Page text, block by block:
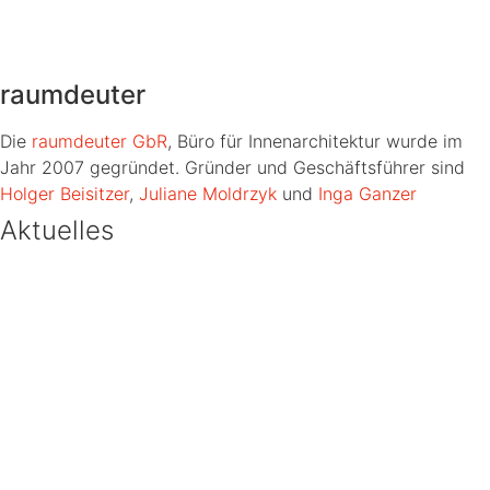
raumdeuter
Die raumdeuter GbR, Büro für Innenarchitektur wurde im
Jahr 2007 gegründet. Gründer und Geschäftsführer sind
Holger Beisitzer, Juliane Moldrzyk und Inga Ganzer
Aktuelles